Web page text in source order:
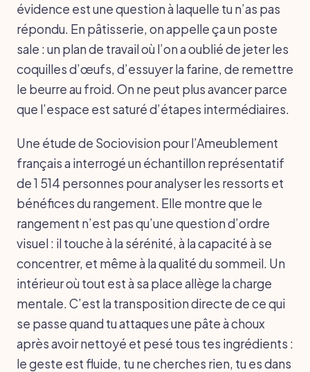
évidence est une question à laquelle tu n’as pas
répondu. En pâtisserie, on appelle ça un poste
sale : un plan de travail où l’on a oublié de jeter les
coquilles d’œufs, d’essuyer la farine, de remettre
le beurre au froid. On ne peut plus avancer parce
que l’espace est saturé d’étapes intermédiaires.
Une étude de Sociovision pour l’Ameublement
français a interrogé un échantillon représentatif
de 1 514 personnes pour analyser les ressorts et
bénéfices du rangement. Elle montre que le
rangement n’est pas qu’une question d’ordre
visuel : il touche à la sérénité, à la capacité à se
concentrer, et même à la qualité du sommeil. Un
intérieur où tout est à sa place allège la charge
mentale. C’est la transposition directe de ce qui
se passe quand tu attaques une pâte à choux
après avoir nettoyé et pesé tous tes ingrédients :
le geste est fluide, tu ne cherches rien, tu es dans